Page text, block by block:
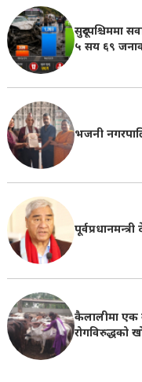
सुदूरपश्चिममा
५ सय ६९
भजनी
कैलालीमा एक
रोगविरुद्धको